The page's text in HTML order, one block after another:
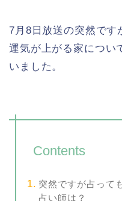
7月8日放送の突然です
運気が上がる家につい
いました。
Contents
突然ですが占って
占い師は？